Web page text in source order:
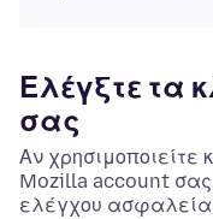
Ελέγξτε τα
σας
Αν χρησιμοποιείτε
Mozilla account
ελέγχου